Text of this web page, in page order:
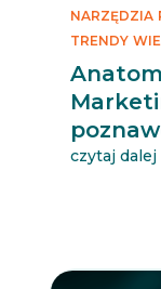
NARZĘDZIA
TRENDY
czytaj dalej